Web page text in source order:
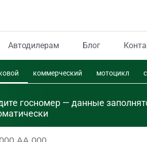
Автодилерам Блог
коммерческий мотоцикл
госномер — данные